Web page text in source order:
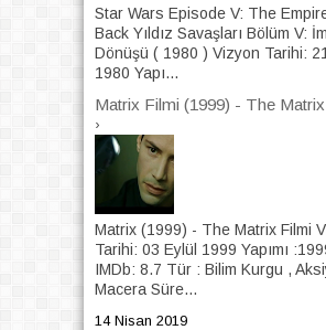
Star Wars Episode V: The
Back Yıldız Savaşları Bölüm V:
Dönüşü ( 1980 ) Vizyon Tarihi:
1980 Yapı...
Matrix Filmi (1999) - The Matrix
›
Matrix (1999) - The Matrix Filmi
Tarihi: 03 Eylül 1999 Yapımı
IMDb: 8.7 Tür : Bilim Kurgu ,
Macera Süre...
14 Nisan 2019